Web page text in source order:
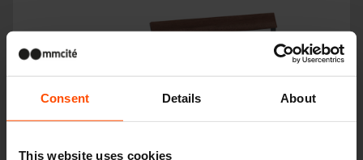
Consent Details About
This website uses cookies